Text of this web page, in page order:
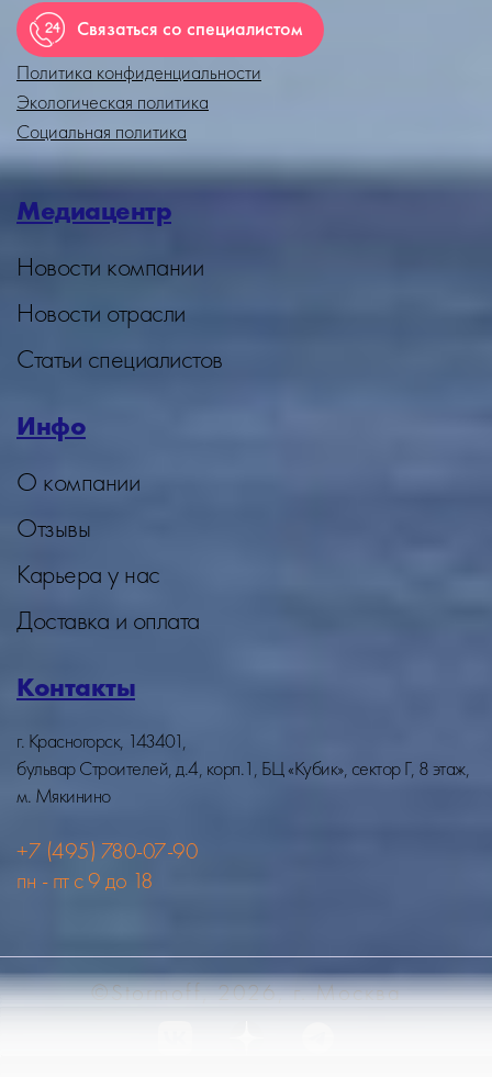
Связаться со специалистом
Политика конфиденциальности
Экологическая политика
Социальная политика
Медиацентр
Новости компании
Новости отрасли
Статьи специалистов
Инфо
О компании
Отзывы
Карьера у нас
Доставка и оплата
Контакты
г. Красногорск, 143401,
бульвар Строителей, д.4, корп.1, БЦ «Кубик», сектор Г, 8 этаж,
м. Мякинино
+7 (495) 780-07-90
пн - пт с 9 до 18
©Stormoff, 2026, г. Москва